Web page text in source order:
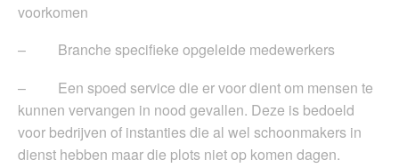
voorkomen
– Branche specifieke opgeleide medewerkers
– Een spoed service die er voor dient om mensen te
kunnen vervangen in nood gevallen. Deze is bedoeld
voor bedrijven of instanties die al wel schoonmakers in
dienst hebben maar die plots niet op komen dagen.